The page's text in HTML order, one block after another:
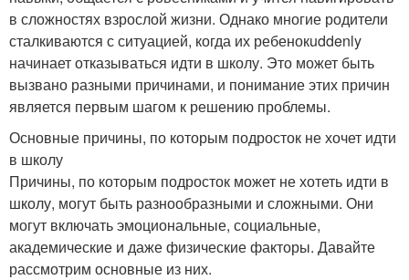
в сложностях взрослой жизни. Однако многие родители
сталкиваются с ситуацией, когда их ребенокuddenly
начинает отказываться идти в школу. Это может быть
вызвано разными причинами, и понимание этих причин
является первым шагом к решению проблемы.
Основные причины, по которым подросток не хочет идти
в школу
Причины, по которым подросток может не хотеть идти в
школу, могут быть разнообразными и сложными. Они
могут включать эмоциональные, социальные,
академические и даже физические факторы. Давайте
рассмотрим основные из них.